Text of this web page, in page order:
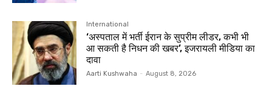
International
‘अस्पताल में भर्ती ईरान के सुप्रीम लीडर, कभी भी
आ सकती है निधन की खबर’, इजरायली मीडिया का
दावा
Aarti Kushwaha - August 8, 2026